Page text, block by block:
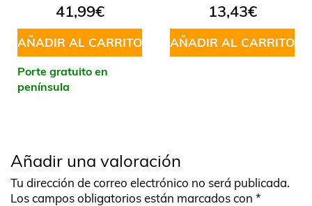
41,99€
AÑADIR AL CARRITO
Porte gratuito en
península
13,43€
AÑADIR AL CARRITO
Añadir una valoración
Tu dirección de correo electrónico no será publicada.
Los campos obligatorios están marcados con *